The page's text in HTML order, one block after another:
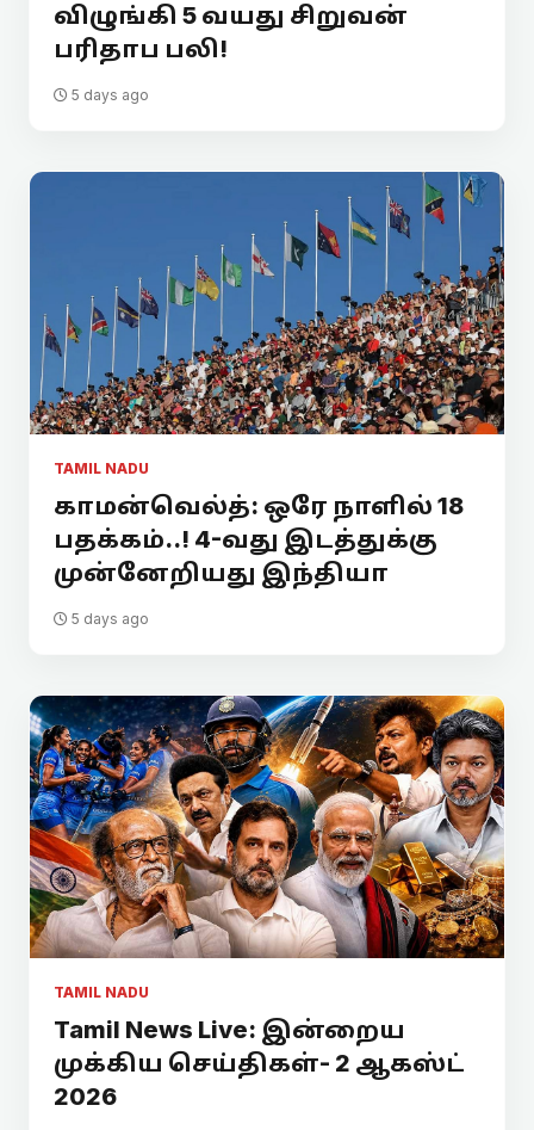
விழுங்கி 5 வயது சிறுவன்
பரிதாப பலி!
5 days ago
TAMIL NADU
காமன்வெல்த்: ஒரே நாளில் 18
பதக்கம்..! 4-வது இடத்துக்கு
முன்னேறியது இந்தியா
5 days ago
TAMIL NADU
Tamil News Live: இன்றைய
முக்கிய செய்திகள்- 2 ஆகஸ்ட்
2026